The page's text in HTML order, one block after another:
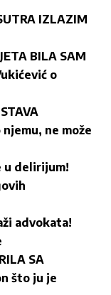
IZLAZIM
BILA SAM
o
njemu, ne može
u delirijum!
advokata!
SA
što ju je